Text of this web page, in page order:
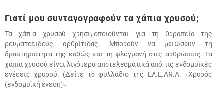
Γιατί µου συνταγογραφούν τα χάπια χρυσού;
Τα χάπια χρυσού χρησιµοποιούνται για τη θεραπεία της
ρευµατοειδούς αρθρίτιδας. Μπορούν να µειώσουν τη
δραστηριότητα της καθώς και τη φλεγµονή στις αρθρώσεις. Τα
χάπια χρυσού είναι λιγότερο αποτελεσµατικά από τις ενδοµυϊκές
ενέσεις χρυσού. (∆είτε το φυλλάδιο της ΕΛ.Ε.ΑΝ.Α. «Χρυσός
(ενδοµυϊκή ένεση)»